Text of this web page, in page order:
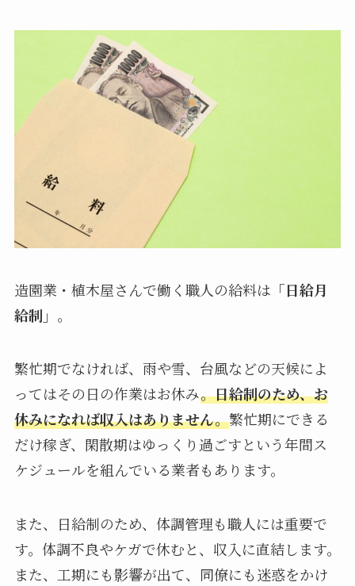
造園業・植木屋さんで働く職人の給料は 「日給月
給制」 。
繁忙期でなければ、雨や雪、台風などの天候によ
ってはその日の作業はお休み。日給制のため、お
休みになれば収入はありません。繁忙期にできる
だけ稼ぎ、閑散期はゆっくり過ごすという年間ス
ケジュールを組んでいる業者もあります。
また、日給制のため、体調管理も職人には重要で
す。体調不良やケガで休むと、収入に直結します。
また、工期にも影響が出て、同僚にも迷惑をかけ